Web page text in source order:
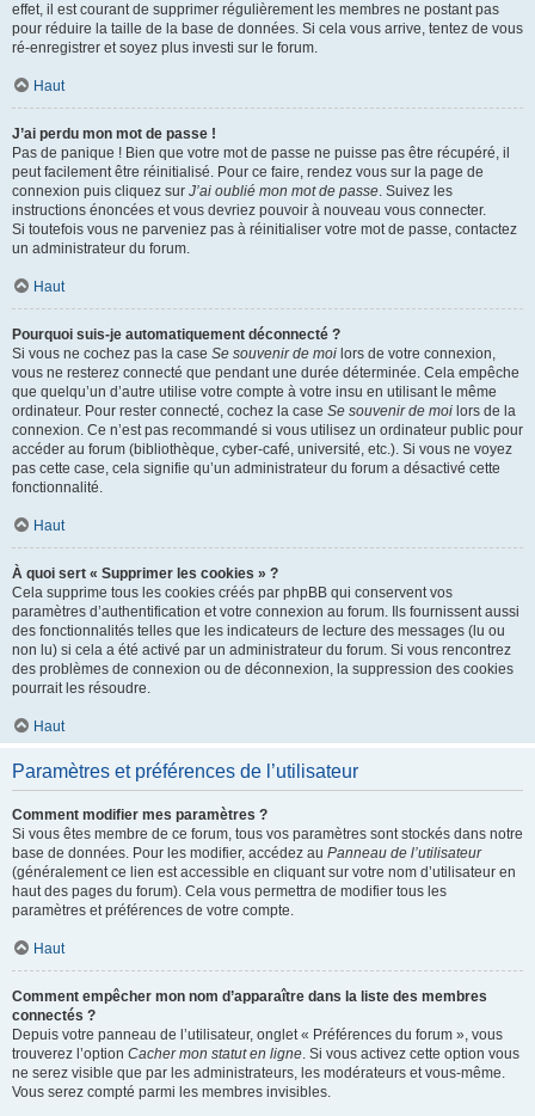
effet, il est courant de supprimer régulièrement les membres ne postant pas
pour réduire la taille de la base de données. Si cela vous arrive, tentez de vous
ré-enregistrer et soyez plus investi sur le forum.
Haut
J’ai perdu mon mot de passe !
Pas de panique ! Bien que votre mot de passe ne puisse pas être récupéré, il
peut facilement être réinitialisé. Pour ce faire, rendez vous sur la page de
connexion puis cliquez sur J’ai oublié mon mot de passe. Suivez les
instructions énoncées et vous devriez pouvoir à nouveau vous connecter.
Si toutefois vous ne parveniez pas à réinitialiser votre mot de passe, contactez
un administrateur du forum.
Haut
Pourquoi suis-je automatiquement déconnecté ?
Si vous ne cochez pas la case Se souvenir de moi lors de votre connexion,
vous ne resterez connecté que pendant une durée déterminée. Cela empêche
que quelqu’un d’autre utilise votre compte à votre insu en utilisant le même
ordinateur. Pour rester connecté, cochez la case Se souvenir de moi lors de la
connexion. Ce n’est pas recommandé si vous utilisez un ordinateur public pour
accéder au forum (bibliothèque, cyber-café, université, etc.). Si vous ne voyez
pas cette case, cela signifie qu’un administrateur du forum a désactivé cette
fonctionnalité.
Haut
À quoi sert « Supprimer les cookies » ?
Cela supprime tous les cookies créés par phpBB qui conservent vos
paramètres d’authentification et votre connexion au forum. Ils fournissent aussi
des fonctionnalités telles que les indicateurs de lecture des messages (lu ou
non lu) si cela a été activé par un administrateur du forum. Si vous rencontrez
des problèmes de connexion ou de déconnexion, la suppression des cookies
pourrait les résoudre.
Haut
Paramètres et préférences de l’utilisateur
Comment modifier mes paramètres ?
Si vous êtes membre de ce forum, tous vos paramètres sont stockés dans notre
base de données. Pour les modifier, accédez au Panneau de l’utilisateur
(généralement ce lien est accessible en cliquant sur votre nom d’utilisateur en
haut des pages du forum). Cela vous permettra de modifier tous les
paramètres et préférences de votre compte.
Haut
Comment empêcher mon nom d’apparaître dans la liste des membres
connectés ?
Depuis votre panneau de l’utilisateur, onglet « Préférences du forum », vous
trouverez l’option Cacher mon statut en ligne. Si vous activez cette option vous
ne serez visible que par les administrateurs, les modérateurs et vous-même.
Vous serez compté parmi les membres invisibles.